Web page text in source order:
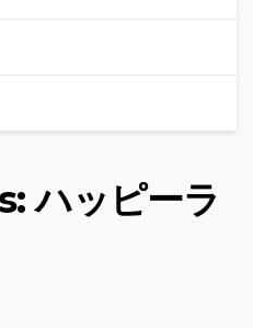
ハッピーラ